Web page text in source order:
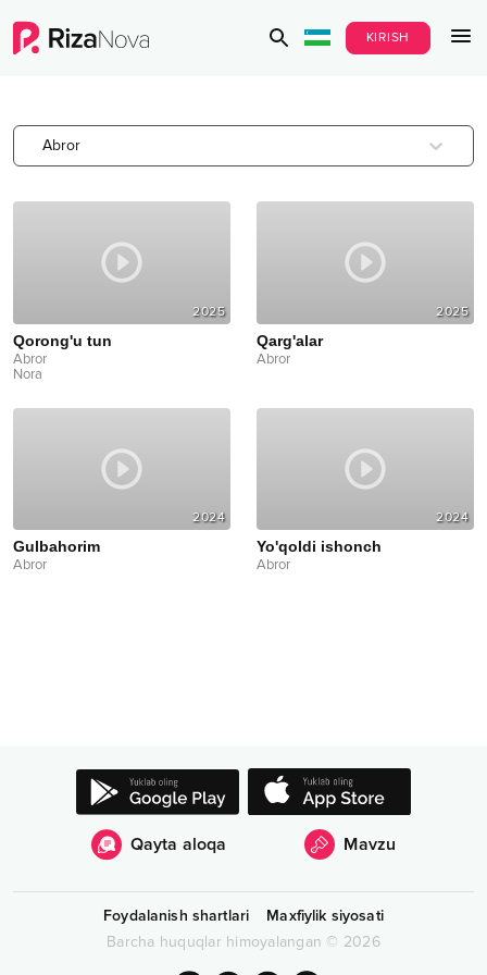
KIRISH
Abror
2025
Qorong'u tun
Abror
Nora
2025
Qarg'alar
Abror
2024
Gulbahorim
Abror
2024
Yo'qoldi ishonch
Abror
Qayta aloqa Mavzu
Foydalanish shartlari
Maxfiylik siyosati
Barcha huquqlar himoyalangan © 2026